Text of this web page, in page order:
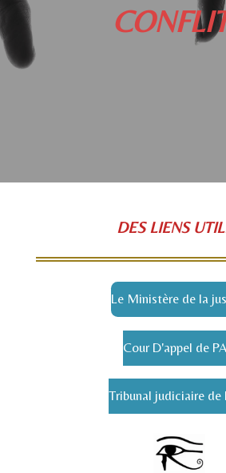
DES LIENS
Le Ministère de la
Cour D'appel de
Tribunal judiciaire de